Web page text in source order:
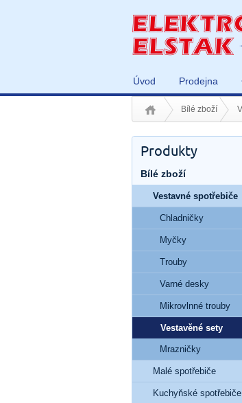
Úvod Prodejna
Bílé zboží
Produkty
Bílé zboží
Vestavné spotřebiče
Chladničky
Myčky
Trouby
Varné desky
Mikrovlnné trouby
Vestavěné sety
Mrazničky
Malé spotřebiče
Kuchyňské spotřebiče